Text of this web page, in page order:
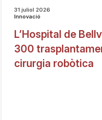
31 juliol 2026
Innovació
L’Hospital de
300
cirurgia robòtica